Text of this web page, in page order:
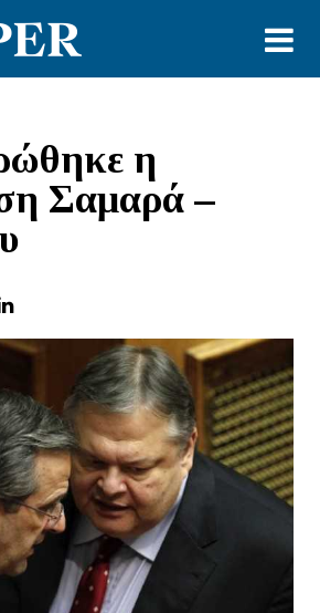
η
Σαμαρά –